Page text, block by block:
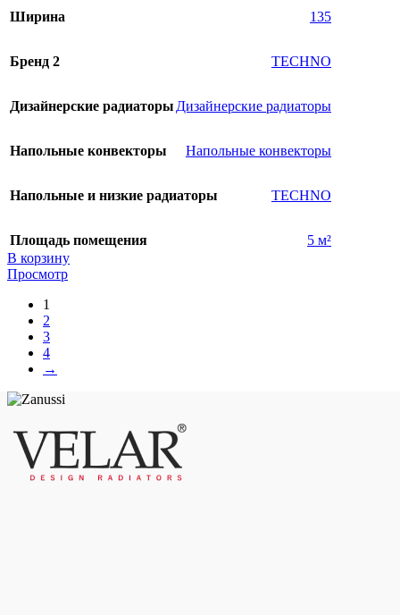
Ширина 135
Бренд 2 TECHNO
Дизайнерские радиаторы Дизайнерские радиаторы
Напольные конвекторы Напольные конвекторы
Напольные и низкие радиаторы TECHNO
Площадь помещения
5 м²
В корзину
Просмотр
1
2
3
4
→